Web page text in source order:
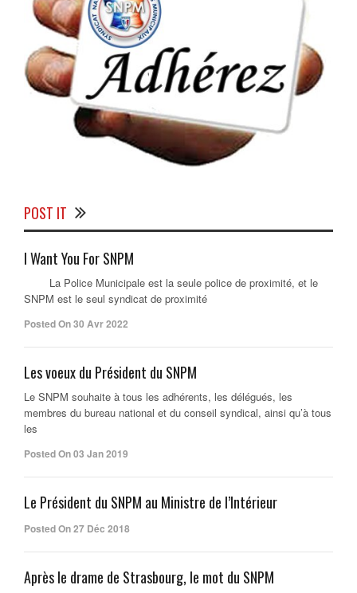
POST IT
I Want You For SNPM
La Police Municipale est la seule police de proximité, et le
SNPM est le seul syndicat de proximité
Posted On 30 Avr 2022
Les voeux du Président du SNPM
Le SNPM souhaite à tous les adhérents, les délégués, les
membres du bureau national et du conseil syndical, ainsi qu’à tous
les
Posted On 03 Jan 2019
Le Président du SNPM au Ministre de l’Intérieur
Posted On 27 Déc 2018
Après le drame de Strasbourg, le mot du SNPM